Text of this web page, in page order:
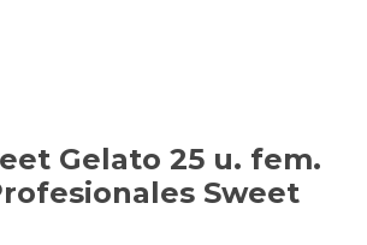
Gelato 25 u. fem.
Sweet